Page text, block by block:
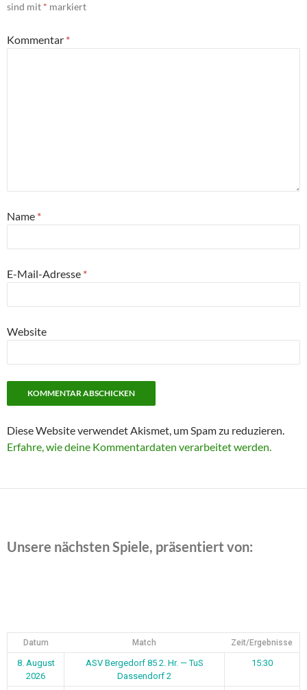
sind mit * markiert
Kommentar *
Name *
E-Mail-Adresse *
Website
Diese Website verwendet Akismet, um Spam zu reduzieren.
Erfahre, wie deine Kommentardaten verarbeitet werden.
Unsere nächsten Spiele, präsentiert von:
Datum Match Zeit/Ergebnisse
8. August
2026
ASV Bergedorf 85 2. Hr. — TuS
Dassendorf 2
15:30